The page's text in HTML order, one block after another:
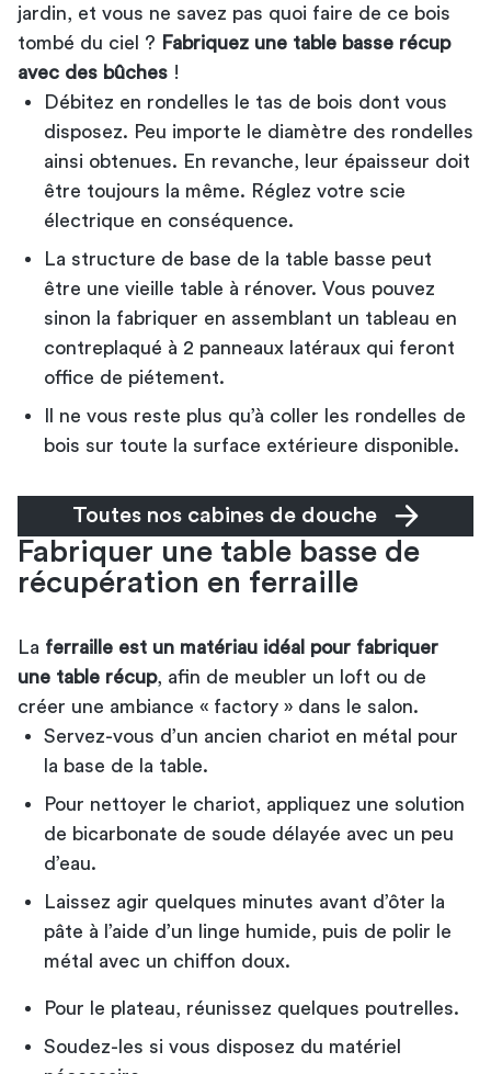
jardin, et vous ne savez pas quoi faire de ce bois
tombé du ciel ? Fabriquez une table basse récup
avec des bûches !
Débitez en rondelles le tas de bois dont vous
disposez. Peu importe le diamètre des rondelles
ainsi obtenues. En revanche, leur épaisseur doit
être toujours la même. Réglez votre scie
électrique en conséquence.
La structure de base de la table basse peut
être une vieille table à rénover. Vous pouvez
sinon la fabriquer en assemblant un tableau en
contreplaqué à 2 panneaux latéraux qui feront
office de piétement.
Il ne vous reste plus qu’à coller les rondelles de
bois sur toute la surface extérieure disponible.
Toutes nos cabines de douche
Fabriquer une table basse de
récupération en ferraille
La ferraille est un matériau idéal pour fabriquer
une table récup, afin de meubler un loft ou de
créer une ambiance « factory » dans le salon.
Servez-vous d’un ancien chariot en métal pour
la base de la table.
Pour nettoyer le chariot, appliquez une solution
de bicarbonate de soude délayée avec un peu
d’eau.
Laissez agir quelques minutes avant d’ôter la
pâte à l’aide d’un linge humide, puis de polir le
métal avec un chiffon doux.
Pour le plateau, réunissez quelques poutrelles.
Soudez-les si vous disposez du matériel